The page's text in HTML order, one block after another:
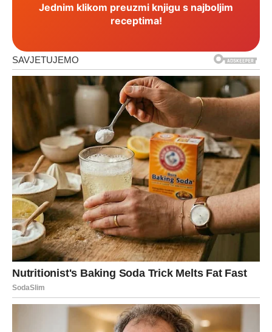
Jednim klikom preuzmi knjigu s najboljim
receptima!